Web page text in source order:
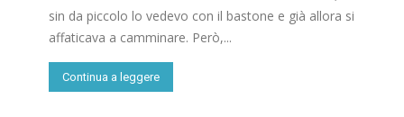
sin da piccolo lo vedevo con il bastone e già allora si
affaticava a camminare. Però,...
Continua a leggere